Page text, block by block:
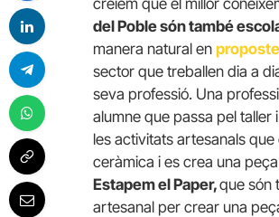
creiem que el millor
del Poble són també
manera natural en
sector que treballen dia a
seva professió. Una
alumne que passa pel
les activitats artesanals que
ceràmica i es crea una
Estapem el Paper,que són
artesanal per crear una